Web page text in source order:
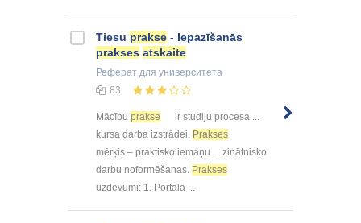
Tiesu prakse - Iepazīšanās
prakses atskaite
Реферат для университета
83
Mācību prakse
ir studiju procesa ...
kursa darba izstrādei. Prakses
mērķis – praktisko iemaņu ... zinātnisko
darbu noformēšanas. Prakses
uzdevumi: 1. Portālā ...